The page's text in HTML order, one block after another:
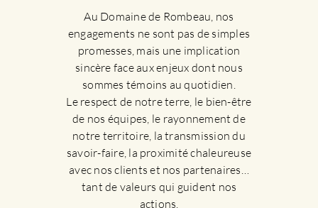
Au Domaine de Rombeau, nos
engagements ne sont pas de simples
promesses, mais une implication
sincère face aux enjeux dont nous
sommes témoins au quotidien.
Le respect de notre terre, le bien-être
de nos équipes, le rayonnement de
notre territoire, la transmission du
savoir-faire, la proximité chaleureuse
avec nos clients et nos partenaires…
tant de valeurs qui guident nos
actions.